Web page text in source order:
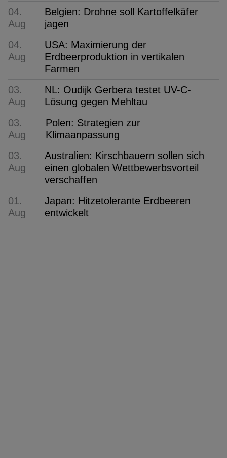
04.
Aug
Belgien: Drohne soll Kartoffelkäfer
jagen
04.
Aug
USA: Maximierung der
Erdbeerproduktion in vertikalen
Farmen
03.
Aug
NL: Oudijk Gerbera testet UV-C-
Lösung gegen Mehltau
03.
Aug
Polen: Strategien zur
Klimaanpassung
03.
Aug
Australien: Kirschbauern sollen sich
einen globalen Wettbewerbsvorteil
verschaffen
01.
Aug
Japan: Hitzetolerante Erdbeeren
entwickelt